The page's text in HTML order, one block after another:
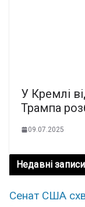
У Кремлі
Трампа
09.07.2025
Недавні записи
Сенат США